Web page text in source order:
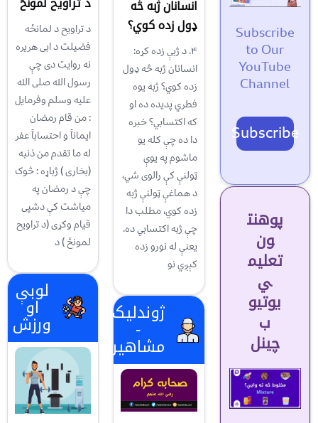
Subscribe
to Our
YouTube
Channel
Subscribe
پوهنت
ون
تعلیم
ي
یوتیو
ب
چینل
انسانان ژبه څه
ډول زده کوي؟
۴. د ژبې زده کړه:
انسانان ژبه څه ډول
زده کوي؟ ژبه یوه
فطري پدیده ده او
که اکتسابي؟ خبره
دا ده چې کله یو
ماشوم په یوې
ټولنې کې رالوی شي،
د هماغې ټولنې ژبه
زده کوي، مطلب دا
چې ژبه اکتسابي ده.
یعنې له نورو زده
کېږي نو
ژوندلیک
-
مشاهیر
د تراويح د لمانځه
فضيلت د ابی هريره
نه روايت دی چې
رسول الله صلی الله
عليه وسلم وفرمايل
: من قام رمضان
ايماناً و احتساباً عفر
له ما تقدم من ذنبه
(بخاری ) ژباړه : څوک
چې د رمضان په
مياشت کې دشپی
قيام وکړی (د تراويح
لمونځ ) د
لوبې
او
ورزش